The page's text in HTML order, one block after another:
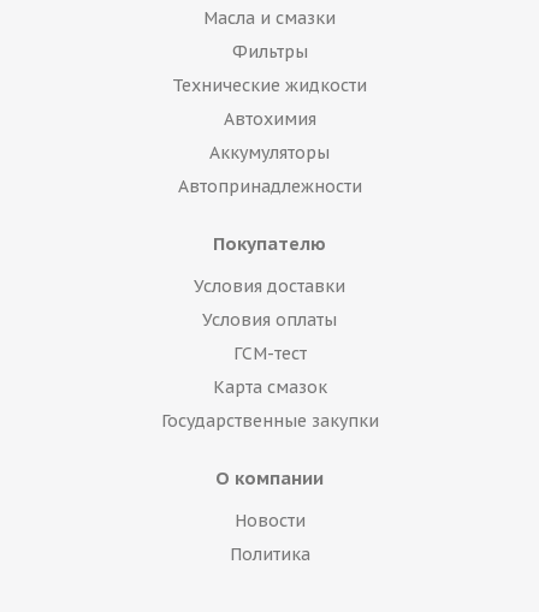
Масла и смазки
Фильтры
Технические жидкости
Автохимия
Аккумуляторы
Автопринадлежности
Покупателю
Условия доставки
Условия оплаты
ГСМ-тест
Карта смазок
Государственные закупки
О компании
Новости
Политика